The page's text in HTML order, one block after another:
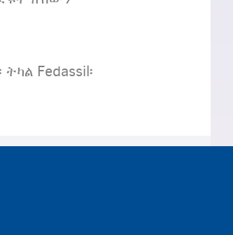
Fedassil፡